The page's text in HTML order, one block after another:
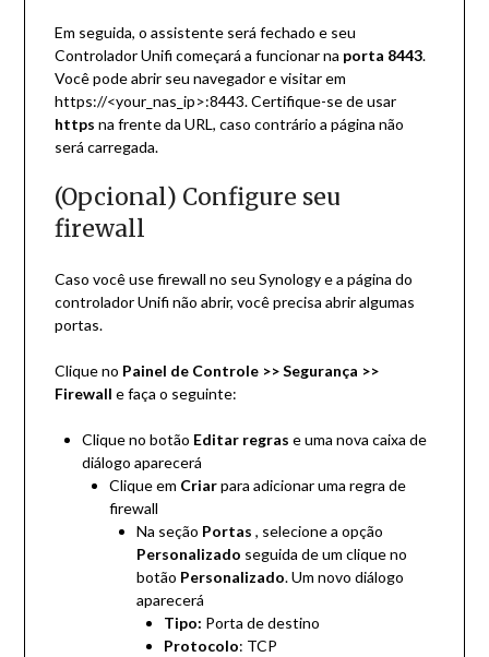
Em seguida, o assistente será fechado e seu
Controlador Unifi começará a funcionar na porta 8443.
Você pode abrir seu navegador e visitar em
https://<your_nas_ip>:8443. Certifique-se de usar
https na frente da URL, caso contrário a página não
será carregada.
(Opcional) Configure seu
firewall
Caso você use firewall no seu Synology e a página do
controlador Unifi não abrir, você precisa abrir algumas
portas.
Clique no Painel de Controle >> Segurança >>
Firewall e faça o seguinte:
Clique no botão Editar regras e uma nova caixa de
diálogo aparecerá
Clique em Criarpara adicionar uma regra de
firewall
Na seção Portas , selecione a opção
Personalizado seguida de um clique no
botão Personalizado. Um novo diálogo
aparecerá
Tipo: Porta de destino
Protocolo: TCP